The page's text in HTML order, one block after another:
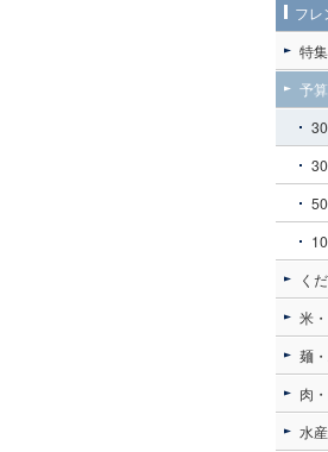
フレ
特集
予
く
米
麺
肉
水